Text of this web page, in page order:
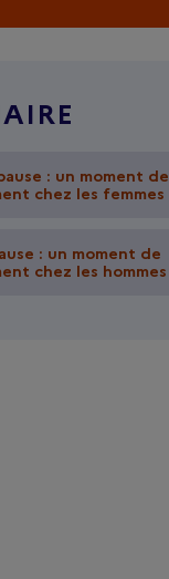
: un moment de
chez les femmes
: un moment de
chez les femmes
: un moment de
chez les hommes
: un moment de
chez les hommes